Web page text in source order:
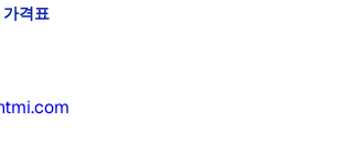
격표